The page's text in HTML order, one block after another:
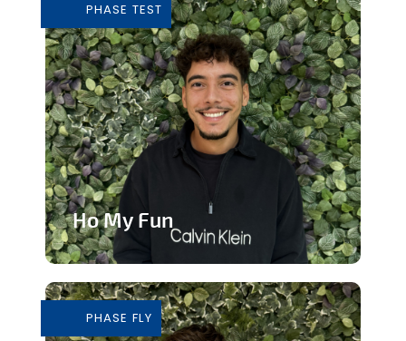
En savoir plus
PHASE TEST
Ho My Fun
inclusive
En savoir plus
PHASE FLY